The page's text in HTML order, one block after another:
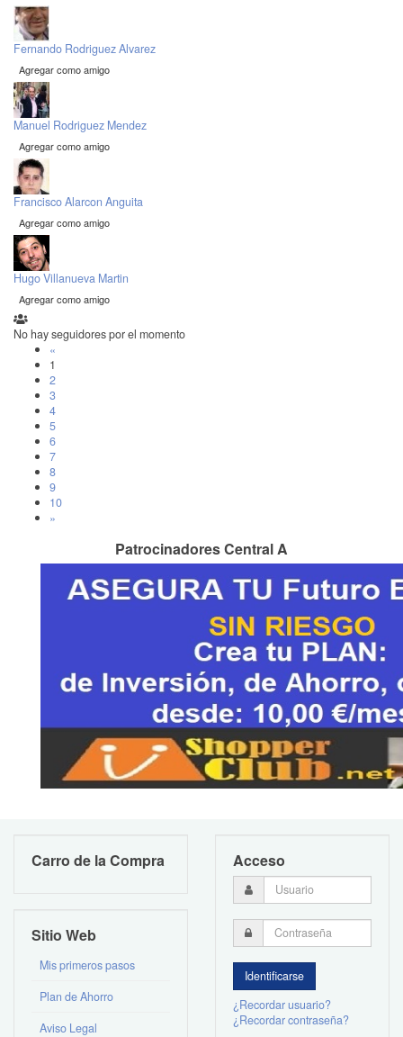
Fernando Rodriguez Alvarez
Agregar como amigo
Manuel Rodriguez Mendez
Agregar como amigo
Francisco Alarcon Anguita
Agregar como amigo
Hugo Villanueva Martin
Agregar como amigo
No hay seguidores por el momento
«
1
2
3
4
5
6
7
8
9
10
»
Patrocinadores Central A
Carro de la Compra
Sitio Web
Mis primeros pasos
Plan de Ahorro
Aviso Legal
Acceso
¿Recordar usuario?
¿Recordar contraseña?